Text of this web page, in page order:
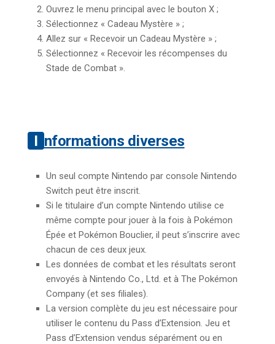
Ouvrez le menu principal avec le bouton X ;
Sélectionnez « Cadeau Mystère » ;
Allez sur « Recevoir un Cadeau Mystère » ;
Sélectionnez « Recevoir les récompenses du
Stade de Combat ».
Informations diverses
Un seul compte Nintendo par console Nintendo
Switch peut être inscrit.
Si le titulaire d’un compte Nintendo utilise ce
même compte pour jouer à la fois à Pokémon
Épée et Pokémon Bouclier, il peut s’inscrire avec
chacun de ces deux jeux.
Les données de combat et les résultats seront
envoyés à Nintendo Co., Ltd. et à The Pokémon
Company (et ses filiales).
La version complète du jeu est nécessaire pour
utiliser le contenu du Pass d’Extension. Jeu et
Pass d’Extension vendus séparément ou en